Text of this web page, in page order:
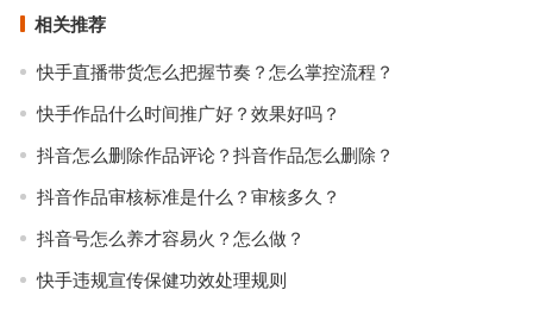
相关推荐
快手直播带货怎么把握节奏？怎么掌控流程？
快手作品什么时间推广好？效果好吗？
抖音怎么删除作品评论？抖音作品怎么删除？
抖音作品审核标准是什么？审核多久？
抖音号怎么养才容易火？怎么做？
快手违规宣传保健功效处理规则